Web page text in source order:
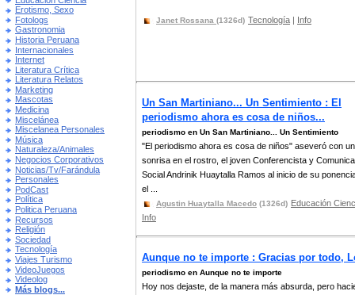
Erotismo, Sexo
Fotologs
Gastronomia
Historia Peruana
Internacionales
Internet
Literatura Crítica
Literatura Relatos
Marketing
Mascotas
Medicina
Miscelánea
Miscelanea Personales
Música
Naturaleza/Animales
Negocios Corporativos
Noticias/Tv/Farándula
Personales
PodCast
Política
Politica Peruana
Recursos
Religión
Sociedad
Tecnología
Viajes Turismo
VideoJuegos
Videolog
Más blogs...
Janet Rossana (1326d) Tecnología | Info
Un San Martiniano... Un Sentimiento : El
periodismo ahora es cosa de niños...
periodismo en Un San Martiniano... Un Sentimiento
"El periodismo ahora es cosa de niños" aseveró con
sonrisa en el rostro, el joven Conferencista y
Social Andrinik Huaytalla Ramos al inicio de su
el ...
Agustin Huaytalla Macedo (1326d) Educación
Info
Aunque no te importe : Gracias por todo,
periodismo en Aunque no te importe
Hoy nos dejaste, de la manera más absurda, pero